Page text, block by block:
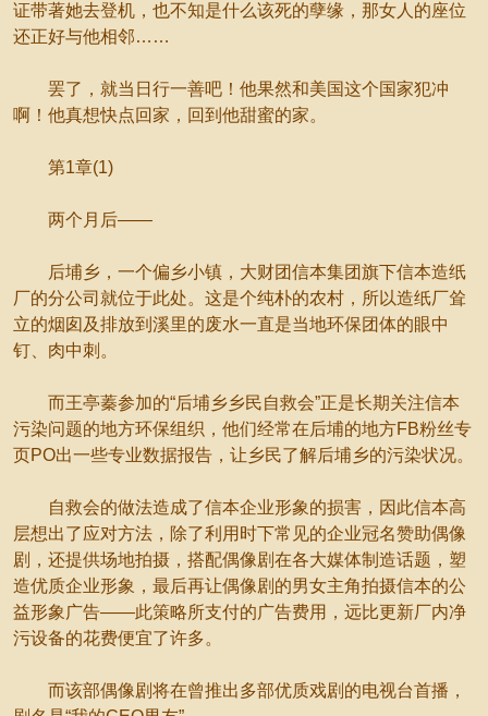
证带著她去登机，也不知是什么该死的孽缘，那女人的座位
还正好与他相邻……
罢了，就当日行一善吧！他果然和美国这个国家犯冲
啊！他真想快点回家，回到他甜蜜的家。
第1章(1)
两个月后——
后埔乡，一个偏乡小镇，大财团信本集团旗下信本造纸
厂的分公司就位于此处。这是个纯朴的农村，所以造纸厂耸
立的烟囱及排放到溪里的废水一直是当地环保团体的眼中
钉、肉中刺。
而王亭蓁参加的“后埔乡乡民自救会”正是长期关注信本
污染问题的地方环保组织，他们经常在后埔的地方FB粉丝专
页PO出一些专业数据报告，让乡民了解后埔乡的污染状况。
自救会的做法造成了信本企业形象的损害，因此信本高
层想出了应对方法，除了利用时下常见的企业冠名赞助偶像
剧，还提供场地拍摄，搭配偶像剧在各大媒体制造话题，塑
造优质企业形象，最后再让偶像剧的男女主角拍摄信本的公
益形象广告——此策略所支付的广告费用，远比更新厂内净
污设备的花费便宜了许多。
而该部偶像剧将在曾推出多部优质戏剧的电视台首播，